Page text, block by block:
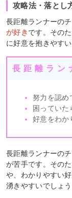
攻略法・落とし
長距離ランナーのチ
が好きです。その
に好意を抱きやすい
長距離ラン
努力を認め
困っていた
好意をわか
長距離ランナーの
が苦手です。その
や、わかりやすい
湧きやすいでしょう